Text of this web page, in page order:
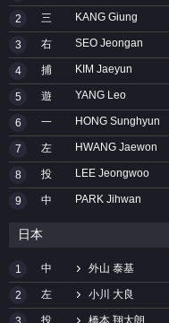
2 三 KANG Giung
3 右 SEO Jeongan
4 捕 KIM Jaeyun
5 遊 YANG Leo
6 一 HONG Sunghyun
7 左 HWANG Jaewon
8 投 LEE Jeongwoo
9 中 PARK Jihwan
日本
1 中 外山 泰基
2 左 小川 大良
投 橋本 翔太朗